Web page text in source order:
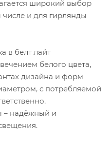
широкий выбор
и для гирлянды
в белт лайт
белого цвета,
дизайна и форм
с потребляемой
– надёжный и